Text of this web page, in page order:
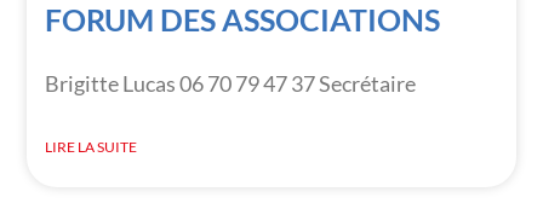
FORUM DES ASSOCIATIONS
Brigitte Lucas 06 70 79 47 37 Secrétaire
LIRE LA SUITE